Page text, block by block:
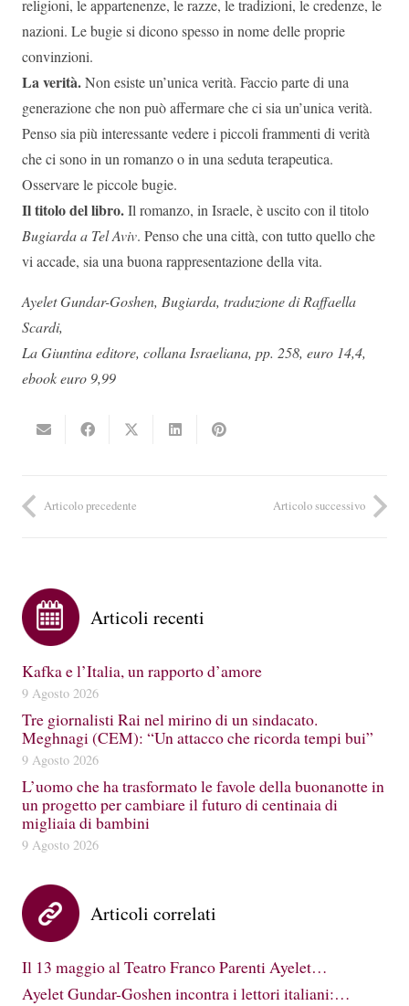
religioni, le appartenenze, le razze, le tradizioni, le credenze, le
nazioni. Le bugie si dicono spesso in nome delle proprie
convinzioni.
La verità.Non esiste un’unica verità. Faccio parte di una
generazione che non può affermare che ci sia un’unica verità.
Penso sia più interessante vedere i piccoli frammenti di verità
che ci sono in un romanzo o in una seduta terapeutica.
Osservare le piccole bugie.
Il titolo del libro.Il romanzo, in Israele, è uscito con il titolo
Bugiarda a Tel Aviv. Penso che una città, con tutto quello che
vi accade, sia una buona rappresentazione della vita.
Ayelet Gundar-Goshen, Bugiarda, traduzionedi Raffaella
Scardi,
La Giuntina editore, collana Israeliana, pp. 258, euro 14,4,
ebook euro 9,99
Articolo precedente Articolo successivo
Articoli recenti
Kafka e l’Italia, un rapporto d’amore
9 Agosto 2026
Tre giornalisti Rai nel mirino di un sindacato.
Meghnagi (CEM): “Un attacco che ricorda tempi bui”
9 Agosto 2026
L’uomo che ha trasformato le favole della buonanotte in
un progetto per cambiare il futuro di centinaia di
migliaia di bambini
9 Agosto 2026
Articoli correlati
Il 13 maggio al Teatro Franco Parenti Ayelet…
Ayelet Gundar-Goshen incontra i lettori italiani:…